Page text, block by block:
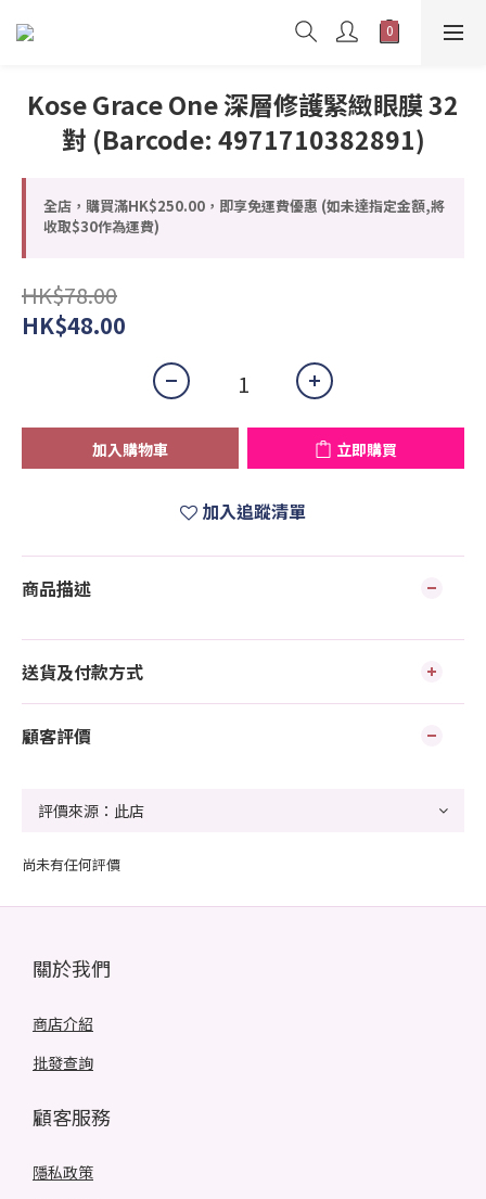
Kose Grace One 深層修護緊緻眼膜 32
對 (Barcode: 4971710382891)
全店，購買滿HK$250.00，即享免運費優惠 (如未達指定金額,將
收取$30作為運費)
HK$78.00
HK$48.00
加入購物車 立即購買
加入追蹤清單
商品描述
送貨及付款方式
顧客評價
尚未有任何評價
關於我們
商店介紹
批發查詢
顧客服務
隱私政策